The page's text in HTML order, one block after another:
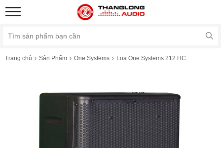
Trang chủ Sản Phẩm One Systems Loa One Systems 212.HC